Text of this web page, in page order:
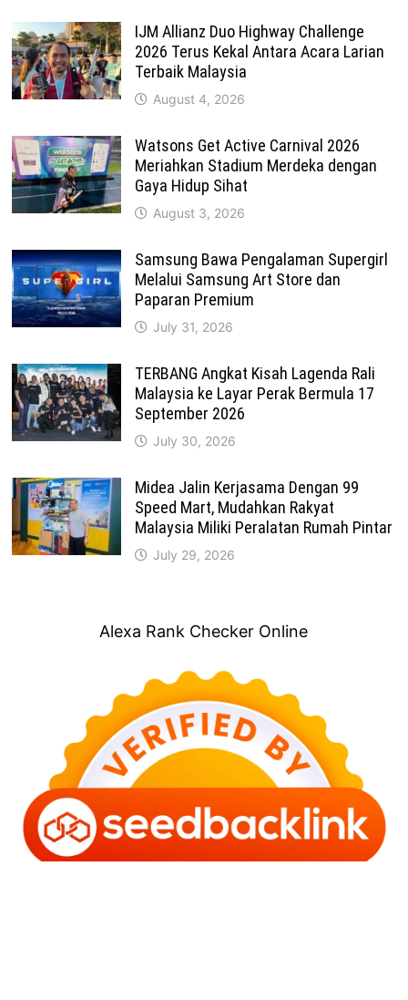
IJM Allianz Duo Highway Challenge
2026 Terus Kekal Antara Acara Larian
Terbaik Malaysia
August 4, 2026
Watsons Get Active Carnival 2026
Meriahkan Stadium Merdeka dengan
Gaya Hidup Sihat
August 3, 2026
Samsung Bawa Pengalaman Supergirl
Melalui Samsung Art Store dan
Paparan Premium
July 31, 2026
TERBANG Angkat Kisah Lagenda Rali
Malaysia ke Layar Perak Bermula 17
September 2026
July 30, 2026
Midea Jalin Kerjasama Dengan 99
Speed Mart, Mudahkan Rakyat
Malaysia Miliki Peralatan Rumah Pintar
July 29, 2026
Alexa Rank Checker Online